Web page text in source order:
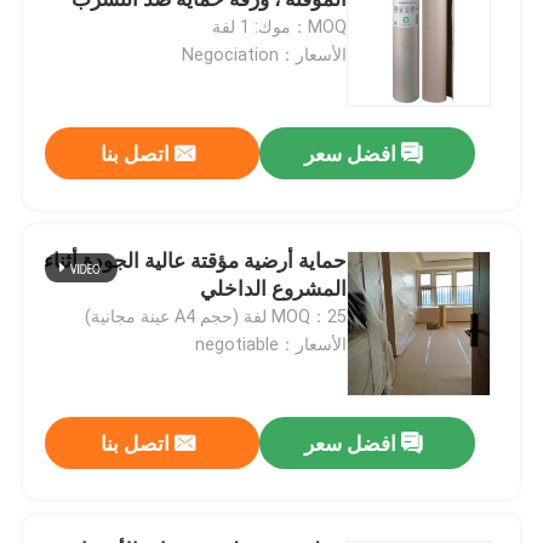
تغطية أرضية واقية مؤقتة
ورق كرتون أسود
ورق التغليف
ورق مصقول أسود
لفافات ورق ملونة
MOQ：موك: 1 لفة
الأسعار：Negociation
افضل سعر اتصل بنا
حماية أرضية مؤقتة عالية الجودة أثناء
المشروع الداخلي
MOQ：25 لفة (حجم A4 عينة مجانية)
الأسعار：negotiable
افضل سعر اتصل بنا